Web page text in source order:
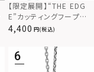
【限定展開】“THE EDG
E”カッティングフープピ
アス/サージカルステンレ
4,400 (税込)